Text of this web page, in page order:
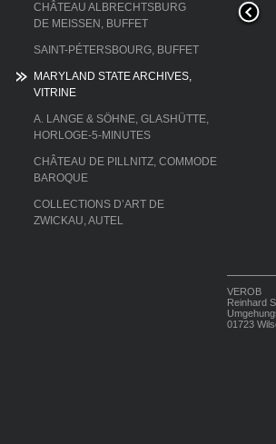
CHÂTEAU ALBRECHTSBURG
DE MEISSEN, BUFFET
SAINT-PÉTERSBOURG, BUFFET
MARYLAND STATE ARCHIVES,
VITRINE
A. LANGE & SÖHNE, GLASHÜTTE,
HORLOGE-5-MINUTES
CHÂTEAU DE PILLNITZ, COMMODE
BAROQUE
COLLECTIONS D’ART DE
ZWICKAU, AUTEL
et avec lettres dorées
VEROB
Reinhard
01723